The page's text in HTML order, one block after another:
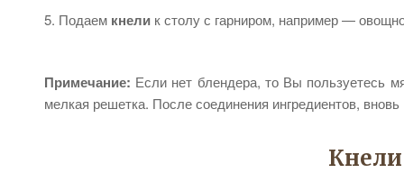
Подаем кнели к столу с гарниром, например —
Примечание: Если нет блендера, то Вы пользуетесь
мелкая решетка. После соединения ингредиентов,